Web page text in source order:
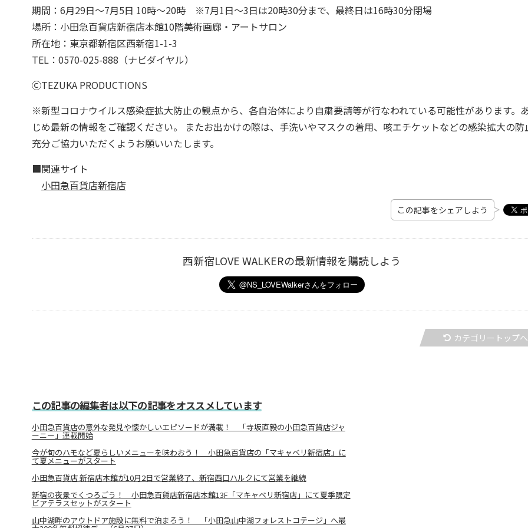
期間：6月29日～7月5日 10時～20時 ※7月1日～3日は20時30分まで、最終日は16時30分閉場
場所：小田急百貨店新宿店本館10階美術画廊・アートサロン
所在地：東京都新宿区西新宿1-1-3
TEL：0570-025-888（ナビダイヤル）
ⒸTEZUKA PRODUCTIONS
※新型コロナウイルス感染症拡大防止の観点から、各自治体により自粛要請等が行なわれている可能性があります。
じめ最新の情報をご確認ください。 またお出かけの際は、手洗いやマスクの着用、咳エチケットなどの感染拡大の防
充分ご協力いただくようお願いいたします。
■関連サイト
小田急百貨店新宿店
この記事をシェアしよう
西新宿LOVE WALKERの最新情報を購読しよう
カテゴリートップへ
この記事の編集者は以下の記事をオススメしています
小田急百貨店の意外な発見や懐かしいエピソードが満載！ 「寺坂直毅の小田急百貨店ジャ
ーニー」連載開始
今が旬のハモなど夏らしいメニューを味わおう！ 小田急百貨店の「マキャベリ新宿店」に
て夏メニューがスタート
小田急百貨店 新宿店本館が10月2日で営業終了、新宿西口ハルクにて営業を継続
新宿の夜景でくつろごう！ 小田急百貨店新宿店本館13F「マキャベリ新宿店」にて夏季限定
ビアテラスセットがスタート
山中湖畔のアウトドア施設に無料で泊まろう！ 「小田急山中湖フォレストコテージ」へ最